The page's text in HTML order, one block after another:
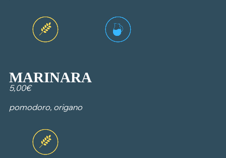
MARINARA
5,00€
pomodoro, origano